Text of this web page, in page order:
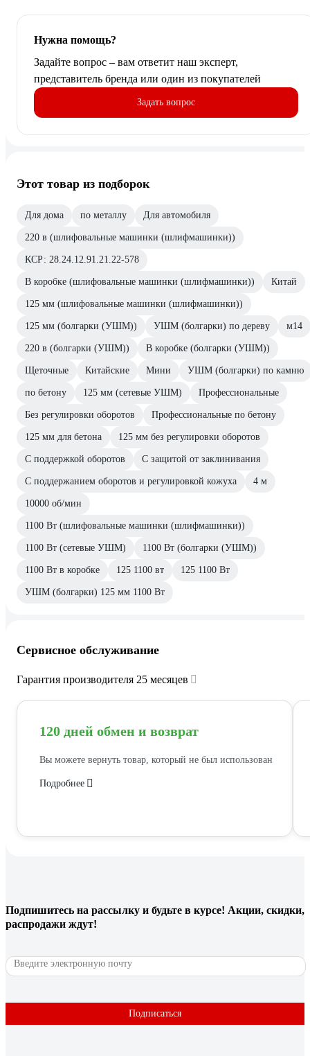
Нужна помощь?
Задайте вопрос – вам ответит наш эксперт,
представитель бренда или один из покупателей
Задать вопрос
Этот товар из подборок
Для дома по металлу Для автомобиля
220 в (шлифовальные машинки (шлифмашинки))
КСР: 28.24.12.91.21.22-578
В коробке (шлифовальные машинки (шлифмашинки)) Китай
125 мм (шлифовальные машинки (шлифмашинки))
125 мм (болгарки (УШМ)) УШМ (болгарки) по дереву м14
220 в (болгарки (УШМ)) В коробке (болгарки (УШМ))
Щеточные Китайские Мини УШМ (болгарки) по камню
по бетону 125 мм (сетевые УШМ) Профессиональные
Без регулировки оборотов Профессиональные по бетону
125 мм для бетона 125 мм без регулировки оборотов
С поддержкой оборотов С защитой от заклинивания
С поддержанием оборотов и регулировкой кожуха 4 м
10000 об/мин
1100 Вт (шлифовальные машинки (шлифмашинки))
1100 Вт (сетевые УШМ) 1100 Вт (болгарки (УШМ))
1100 Вт в коробке 125 1100 вт 125 1100 Вт
УШМ (болгарки) 125 мм 1100 Вт
Сервисное обслуживание
Гарантия производителя 25 месяцев
120 дней обмен и возврат
Вы можете вернуть товар, который не был использован
Подробнее
Подпишитесь на рассылку и будьте в курсе! Акции, скидки,
распродажи ждут!
Подписаться